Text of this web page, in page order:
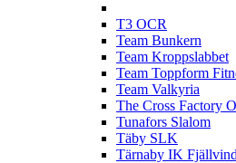
T3 OCR
Team Bunkern
Team Kroppslabbet
Team Toppform
Team Valkyria
The Cross Factory
Tunafors Slalom
Täby SLK
Tärnaby IK